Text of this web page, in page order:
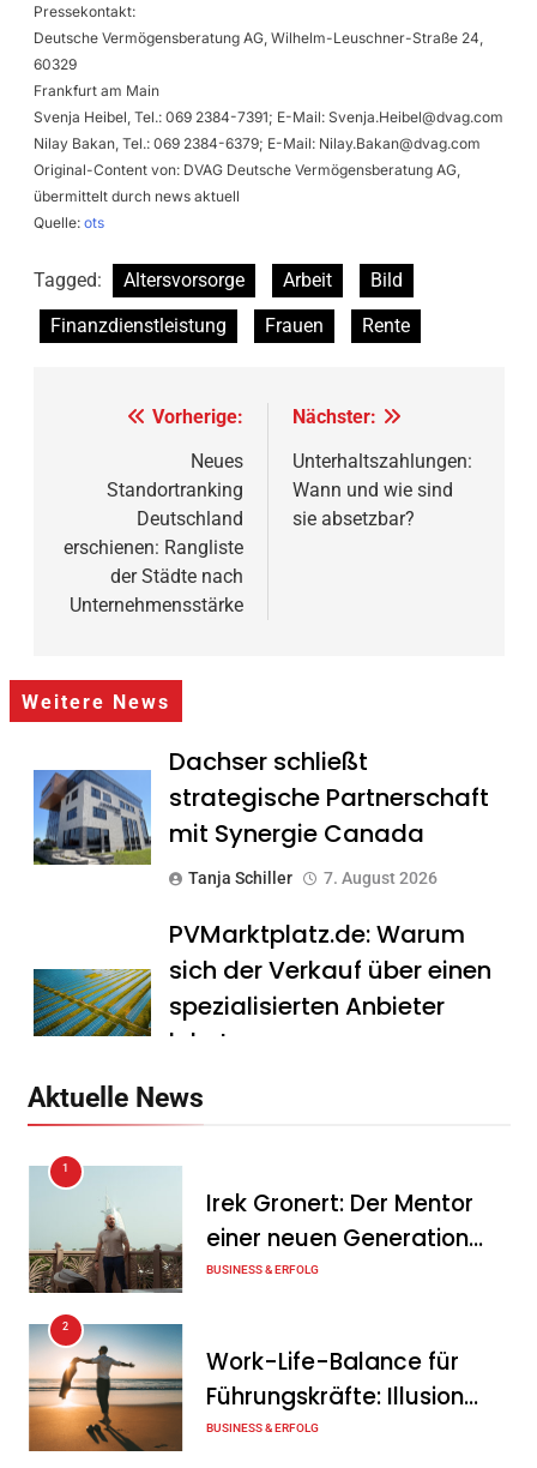
Pressekontakt:
Deutsche Vermögensberatung AG, Wilhelm-Leuschner-Straße 24,
60329
Frankfurt am Main
Svenja Heibel, Tel.: 069 2384-7391; E-Mail: Svenja.Heibel@dvag.com
Nilay Bakan, Tel.: 069 2384-6379; E-Mail: Nilay.Bakan@dvag.com
Original-Content von: DVAG Deutsche Vermögensberatung AG,
übermittelt durch news aktuell
Quelle: ots
Tagged: Altersvorsorge Arbeit
Bild
Finanzdienstleistung
Frauen Rente
Beitragsnavigation
Vorherige:
Neues
Standortranking
Deutschland
erschienen: Rangliste
der Städte nach
Unternehmensstärke
Nächster:
Unterhaltszahlungen:
Wann und wie sind
sie absetzbar?
Weitere News
Dachser schließt
strategische Partnerschaft
mit Synergie Canada
Tanja Schiller 7. August 2026
PVMarktplatz.de: Warum
sich der Verkauf über einen
spezialisierten Anbieter
lohnt
Mitarbeitergespräch pro
Jahr nichts verändert – und
was stattdessen
Verbindlichkeit schafft
Tanja Schiller 7. August 2026
Wenn jede Minute zählt: Wie
Onboard-Kurier-Spezialist
Aktuelle News
1
Irek Gronert: Der Mentor
einer neuen Generation
von Unternehmern
BUSINESS & ERFOLG
2
Work-Life-Balance für
Führungskräfte: Illusion
oder echte Chance?
BUSINESS & ERFOLG